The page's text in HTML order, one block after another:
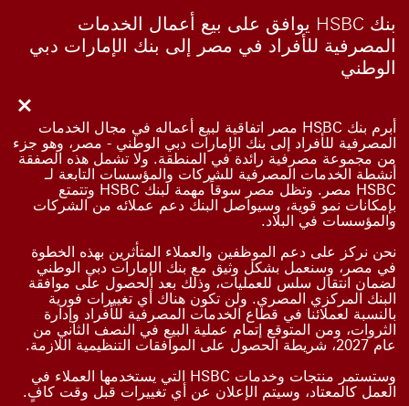
بنك HSBC يوافق على بيع أعمال الخدمات
المصرفية للأفراد في مصر إلى بنك الإمارات دبي
الوطني
Close
أبرم بنك HSBC مصر اتفاقية لبيع أعماله في مجال الخدمات
المصرفية للأفراد إلى بنك الإمارات دبي الوطني - مصر، وهو جزء
من مجموعة مصرفية رائدة في المنطقة. ولا تشمل هذه الصفقة
أنشطة الخدمات المصرفية للشركات والمؤسسات التابعة لـ
HSBC مصر. وتظل مصر سوقاً مهمة لبنك HSBC وتتمتع
بإمكانات نمو قوية، وسيواصل البنك دعم عملائه من الشركات
والمؤسسات في البلاد.
نحن نركز على دعم الموظفين والعملاء المتأثرين بهذه الخطوة
في مصر، وسنعمل بشكل وثيق مع بنك الإمارات دبي الوطني
لضمان انتقال سلس للعمليات، وذلك بعد الحصول على موافقة
البنك المركزي المصري. ولن تكون هناك أي تغييرات فورية
بالنسبة لعملائنا في قطاع الخدمات المصرفية للأفراد وإدارة
الثروات، ومن المتوقع إتمام عملية البيع في النصف الثاني من
عام 2027، شريطة الحصول على الموافقات التنظيمية اللازمة.
وستستمر منتجات وخدمات HSBC التي يستخدمها العملاء في
العمل كالمعتاد، وسيتم الإعلان عن أي تغييرات قبل وقت كافٍ.